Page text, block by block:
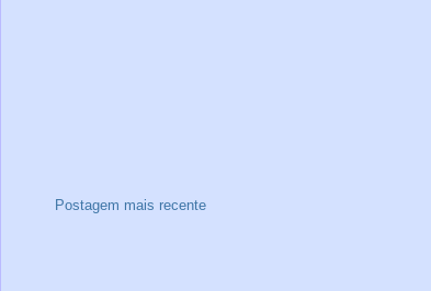
Postagem mais recente